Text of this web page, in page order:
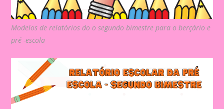
Modelos de relatórios do o segundo bimestre para o berçário e
pré -escola